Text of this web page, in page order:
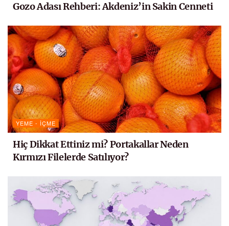
Gozo Adası Rehberi: Akdeniz’in Sakin Cenneti
YEME - İÇME
Hiç Dikkat Ettiniz mi? Portakallar Neden
Kırmızı Filelerde Satılıyor?